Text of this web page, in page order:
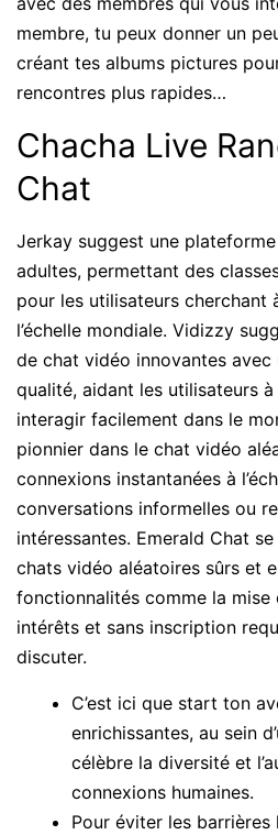
membre, tu peux donner un
créant tes albums pictures
rencontres plus rapides…
Chacha Live
Chat
Jerkay suggest une
adultes, permettant des
pour les utilisateurs cherchant
l’échelle mondiale. Vidizzy
de chat vidéo innovantes
qualité, aidant les utilisateurs
interagir facilement dans le
pionnier dans le chat vidéo
connexions instantanées à
conversations informelles ou
intéressantes. Emerald Chat
chats vidéo aléatoires sûrs et
fonctionnalités comme la mise
intérêts et sans inscription
discuter.
C’est ici que start ton
enrichissantes, au sein
célèbre la diversité et
connexions humaines.
Pour éviter les barrières